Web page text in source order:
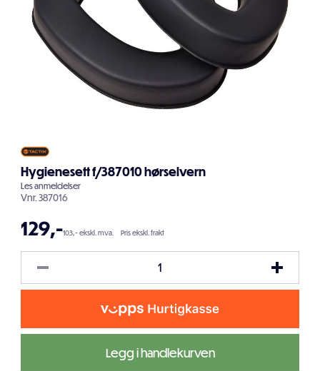
Hygienesett f/387010 hørselvern
Lesanmeldelser
Vnr.387016
129,-103,- ekskl. mva. Pris ekskl. frakt
Legg i handlekurven